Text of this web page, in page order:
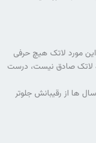
مورد لاتک هیچ حرفی
لاتک صادق نیست، درست
ها از رقیبانش جلوتر